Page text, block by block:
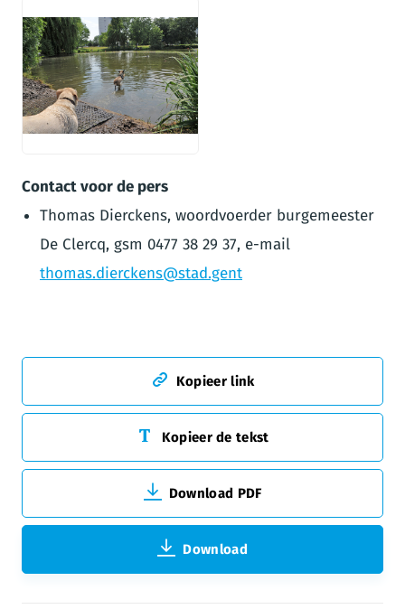
JPG
Contact voor de pers
Thomas Dierckens, woordvoerder burgemeester
De Clercq, gsm 0477 38 29 37, e-mail
thomas.dierckens@stad.gent
Kopieer link
Kopieer de tekst
Download PDF
Download